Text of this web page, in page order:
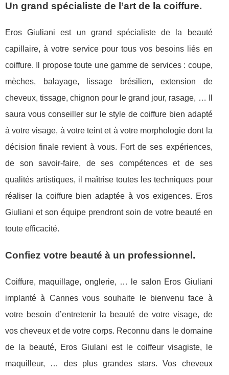
Un grand spécialiste de l’art de la coiffure.
Eros Giuliani est un grand spécialiste de la beauté
capillaire, à votre service pour tous vos besoins liés en
coiffure. Il propose toute une gamme de services : coupe,
mèches, balayage, lissage brésilien, extension de
cheveux, tissage, chignon pour le grand jour, rasage, … Il
saura vous conseiller sur le style de coiffure bien adapté
à votre visage, à votre teint et à votre morphologie dont la
décision finale revient à vous. Fort de ses expériences,
de son savoir-faire, de ses compétences et de ses
qualités artistiques, il maîtrise toutes les techniques pour
réaliser la coiffure bien adaptée à vos exigences. Eros
Giuliani et son équipe prendront soin de votre beauté en
toute efficacité.
Confiez votre beauté à un professionnel.
Coiffure, maquillage, onglerie, … le salon Eros Giuliani
implanté à Cannes vous souhaite le bienvenu face à
votre besoin d’entretenir la beauté de votre visage, de
vos cheveux et de votre corps. Reconnu dans le domaine
de la beauté, Eros Giulani est le coiffeur visagiste, le
maquilleur, … des plus grandes stars. Vos cheveux